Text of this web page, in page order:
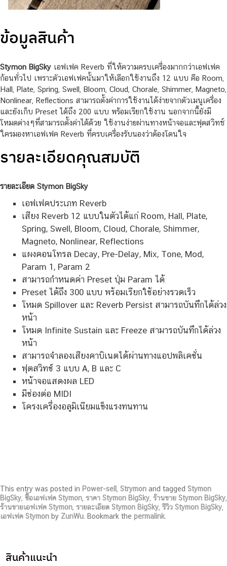
ข้อมูลสินค้า
Stymon BigSky เอฟเฟค Reverb ที่ให้ความครบเครื่องมากกว่าเอฟเฟค
ก้อนทั่วไป เพราะตัวเอฟเฟคนั้นมาให้เลือกใช้งานถึง 12 แบบ คือ Room,
Hall, Plate, Spring, Swell, Bloom, Cloud, Chorale, Shimmer, Magneto,
Nonlinear, Reflections สามารถตั้งค่าการใช้งานได้ง่ายจากตัวเมนูเครื่อง
และยังเก็บ Preset ได้ถึง 200 แบบ พร้อมเรียกใช้งาน นอกจากนี้ยังมี
โหมดต่างๆที่สามารถตั้งค่าได้ด้วย ใช้งานง่ายผ่านทางหน้าจอและฟุตสวิทช์
ใครมองหาเอฟเฟค Reverb ที่ครบเครื่องรับนองว่าต้องโดนใจ
รายละเอียดคุณสมบัติ
รายละเอียด Stymon BigSky
เอฟเฟคประเภท Reverb
เสียง Reverb 12 แบบในตัวได้แก่ Room, Hall, Plate,
Spring, Swell, Bloom, Cloud, Chorale, Shimmer,
Magneto, Nonlinear, Reflections
แผงคอนโทรล Decay, Pre-Delay, Mix, Tone, Mod,
Param 1, Param 2
สามารถกำหนดค่า Preset ปุ่ม Param ได้
Preset ได้ถึง 300 แบบ พร้อมเรียกใช้อย่างรวดเร็ว
โหมด Spillover และ Reverb Persist สามารถบันทึกได้ล่วง
หน้า
โหมด Infinite Sustain และ Freeze สามารถบันทึกได้ล่วง
หน้า
สามารถจำลองเสียงคาบิเนตได้ผ่านทางแอปพลิเคชั่น
ฟุตสวิทช์ 3 แบบ A, B และ C
หน้าจอแสดงผล LED
มีช่องต่อ MIDI
โครงเครื่องอลูมิเนียมแข็งแรงทนทาน
This entry was posted in Power-sell Strymon and tagged Stymon
BigSky ซื้อเอฟเฟค Stymon ราคา Stymon BigSky ร้านขาย Stymon BigSky
ร้านขายเอฟเฟค Stymon รายละเอียด Stymon BigSky ,รีวิว Stymon BigSky
เอฟเฟค Stymon by ZunWu . Bookmark the permalink
สินค้าแนะนำ